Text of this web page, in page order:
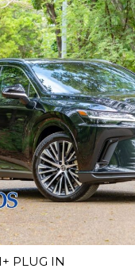
PLUG IN